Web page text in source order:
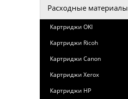
Расходные материалы
Картриджи OKI
Картриджи Ricoh
Картриджи Canon
Картриджи Xerox
Картриджи HP